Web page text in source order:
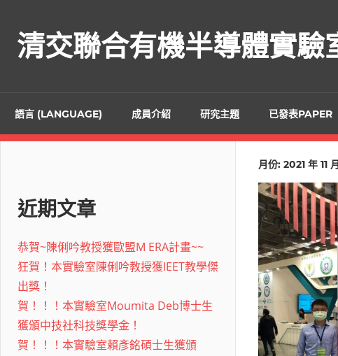
content
清交聯合有機半導體實驗
語言 (LANGUAGE) 成員介紹 研究主題 已發表PAPER
月份: 2021 年 11 月
近期文章
恭賀~陳俐吟教授獲歐盟M ERA計畫~~
狂賀！本實驗室陳俐吟教授獲IEET教學傑
出獎！
賀！！！本實驗室Moumita Deb博士生
獲頒中技社科技獎學金！
賀！！！本實驗室賴彥銘碩士生獲頒